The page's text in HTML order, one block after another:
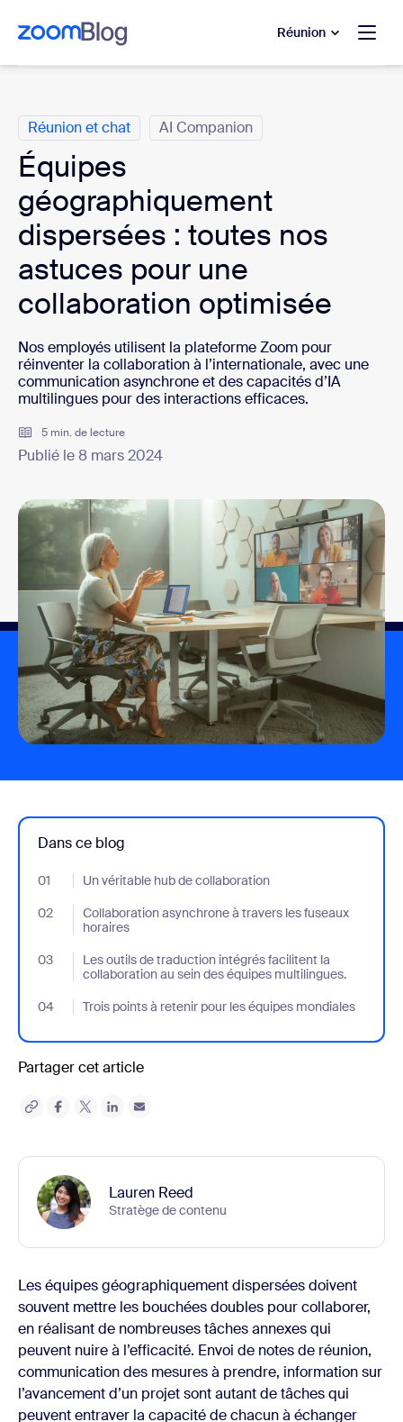
contenu principal
au chat d’aide
Réunion
Réunion et chat AI Companion
Équipes
géographiquement
dispersées : toutes nos
astuces pour une
collaboration optimisée
Nos employés utilisent la plateforme Zoom pour
réinventer la collaboration à l’internationale, avec une
communication asynchrone et des capacités d’IA
multilingues pour des interactions efficaces.
5 min. de lecture
Publié le 8 mars 2024
Dans ce blog
01 Un véritable hub de collaboration
- Jumplink to Un véritable hub de collaboration
02
Collaboration asynchrone à travers les fuseaux
horaires
- Jumplink to Collaboration asynchrone à travers les fuseaux
03
Les outils de traduction intégrés facilitent la
collaboration au sein des équipes multilingues.
- Jumplink to Les outils de traduction intégrés facilitent la
04 Trois points à retenir pour les équipes mondiales
- Jumplink to Trois points à retenir pour les équipes mondiales
Partager cet article
Lauren Reed
Stratège de contenu
Les équipes géographiquement dispersées doivent
souvent mettre les bouchées doubles pour collaborer,
en réalisant de nombreuses tâches annexes qui
peuvent nuire à l’efficacité. Envoi de notes de réunion,
communication des mesures à prendre, information sur
l’avancement d’un projet sont autant de tâches qui
peuvent entraver la capacité de chacun à échanger